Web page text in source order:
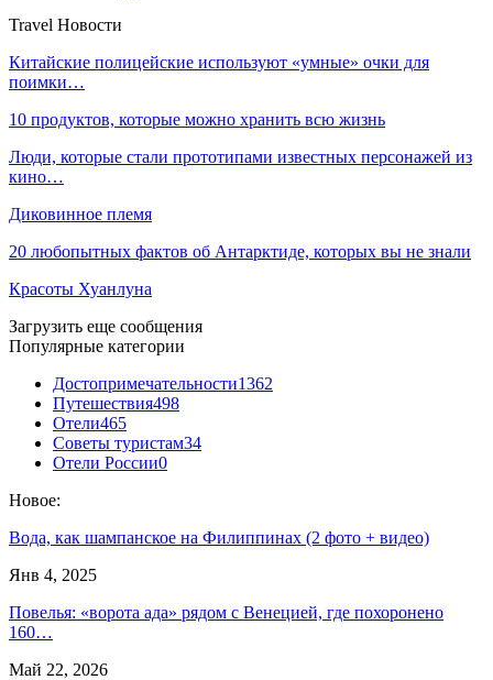
Travel Новости
Китайские полицейские используют «умные» очки для
поимки…
10 продуктов, которые можно хранить всю жизнь
Люди, которые стали прототипами известных персонажей из
кино…
Диковинное племя
20 любопытных фактов об Антарктиде, которых вы не знали
Красоты Хуанлуна
Загрузить еще сообщения
Популярные категории
Достопримечательности1362
Путешествия498
Отели465
Советы туристам34
Отели России0
Новое:
Вода, как шампанское на Филиппинах (2 фото + видео)
Янв 4, 2025
Повелья: «ворота ада» рядом с Венецией, где похоронено
160…
Май 22, 2026